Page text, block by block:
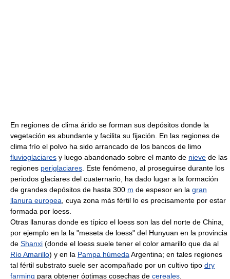
En regiones de clima árido se forman sus depósitos donde la
vegetación es abundante y facilita su fijación. En las regiones de
clima frío el polvo ha sido arrancado de los bancos de limo
fluvioglaciares y luego abandonado sobre el manto de nieve de las
regiones periglaciares . Este fenómeno, al proseguirse durante los
periodos glaciares del cuaternario, ha dado lugar a la formación
de grandes depósitos de hasta 300 m de espesor en la gran
llanura europea , cuya zona más fértil lo es precisamente por estar
formada por loess.
Otras llanuras donde es típico el loess son las del norte de China,
por ejemplo en la la "meseta de loess" del Hunyuan en la provincia
de Shanxi (donde el loess suele tener el color amarillo que da al
Río Amarillo) y en la Pampa húmeda Argentina; en tales regiones
tal fértil substrato suele ser acompañado por un cultivo tipo dry
farming para obtener óptimas cosechas de cereales